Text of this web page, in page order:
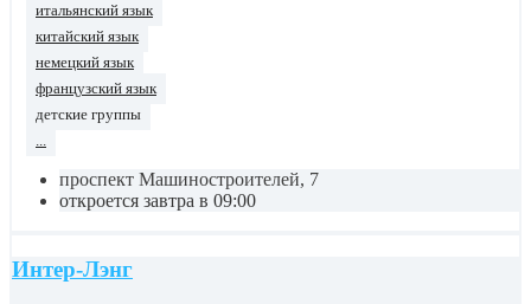
итальянский язык
китайский язык
немецкий язык
французский язык
детские группы
проспект Машиностроителей, 7
откроется завтра в 09:00
Интер-Лэнг